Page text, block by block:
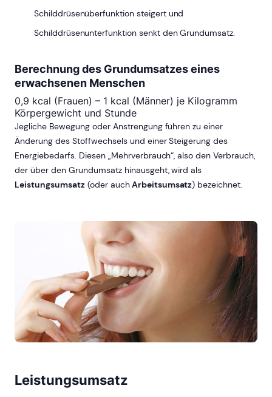
Schilddrüsenüberfunktion steigert und
Schilddrüsenunterfunktion senkt den Grundumsatz.
Berechnung des Grundumsatzes eines
erwachsenen Menschen
0,9 kcal (Frauen) – 1 kcal (Männer) je Kilogramm
Körpergewicht und Stunde
Jegliche Bewegung oder Anstrengung führen zu einer
Änderung des Stoffwechsels und einer Steigerung des
Energiebedarfs. Diesen „Mehrverbrauch“, also den Verbrauch,
der über den Grundumsatz hinausgeht, wird als
Leistungsumsatz(oder auchArbeitsumsatz) bezeichnet.
Leistungsumsatz